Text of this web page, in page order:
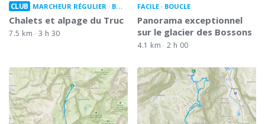
CLUB MARCHEUR RÉGULIER BOUCLE
Chalets et alpage du Truc
7.5 km 3 h 30
FACILE BOUCLE
Panorama exceptionnel
sur le glacier des Bossons
4.1 km 2 h 00